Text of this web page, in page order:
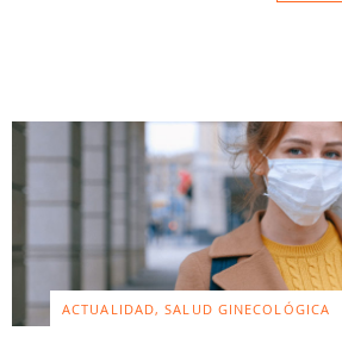
ACTUALIDAD, SALUD GINECOLÓGICA